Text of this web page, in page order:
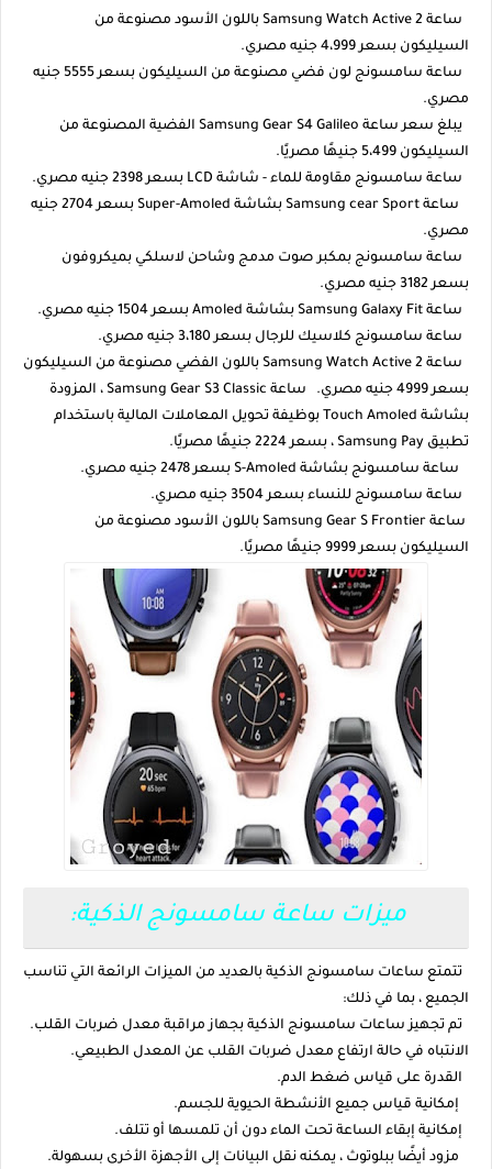
ساعة Samsung Watch Active 2 باللون الأسود مصنوعة من
السيليكون بسعر 4،999 جنيه مصري.
ساعة سامسونج لون فضي مصنوعة من السيليكون بسعر 5555 جنيه
مصري.
يبلغ سعر ساعة Samsung Gear S4 Galileo الفضية المصنوعة من
السيليكون 5،499 جنيهًا مصريًا.
ساعة سامسونج مقاومة للماء - شاشة LCD بسعر 2398 جنيه مصري.
ساعة Samsung cear Sport بشاشة Super-Amoled بسعر 2704 جنيه
مصري.
ساعة سامسونج بمكبر صوت مدمج وشاحن لاسلكي بميكروفون
بسعر 3182 جنيه مصري.
ساعة Samsung Galaxy Fit بشاشة Amoled بسعر 1504 جنيه مصري.
ساعة سامسونج كلاسيك للرجال بسعر 3،180 جنيه مصري.
ساعة Samsung Watch Active 2 باللون الفضي مصنوعة من السيليكون
بسعر 4999 جنيه مصري. ساعة Samsung Gear S3 Classic ، المزودة
بشاشة Touch Amoled بوظيفة تحويل المعاملات المالية باستخدام
تطبيق Samsung Pay ، بسعر 2224 جنيهًا مصريًا.
ساعة سامسونج بشاشة S-Amoled بسعر 2478 جنيه مصري.
ساعة سامسونج للنساء بسعر 3504 جنيه مصري.
ساعة Samsung Gear S Frontier باللون الأسود مصنوعة من
السيليكون بسعر 9999 جنيهًا مصريًا.
ميزات ساعة سامسونج الذكية:
تتمتع ساعات سامسونج الذكية بالعديد من الميزات الرائعة التي تناسب
الجميع ، بما في ذلك:
تم تجهيز ساعات سامسونج الذكية بجهاز مراقبة معدل ضربات القلب.
الانتباه في حالة ارتفاع معدل ضربات القلب عن المعدل الطبيعي.
القدرة على قياس ضغط الدم.
إمكانية قياس جميع الأنشطة الحيوية للجسم.
إمكانية إبقاء الساعة تحت الماء دون أن تلمسها أو تتلف.
مزود أيضًا ببلوتوث ، يمكنه نقل البيانات إلى الأجهزة الأخرى بسهولة.